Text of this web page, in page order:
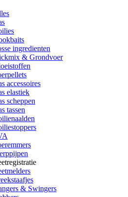
ingredienten
& Grondvoer
accessoires
elastiek
scheppen
tassen
& Swingers